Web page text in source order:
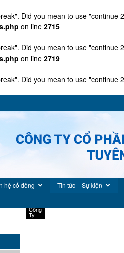
Did you mean to use "continue
on line 2715
Did you mean to use "continue
on line 2719
Did you mean to use "continue
hệ cổ đông Tin tức – Sự kiện
Công
Ty